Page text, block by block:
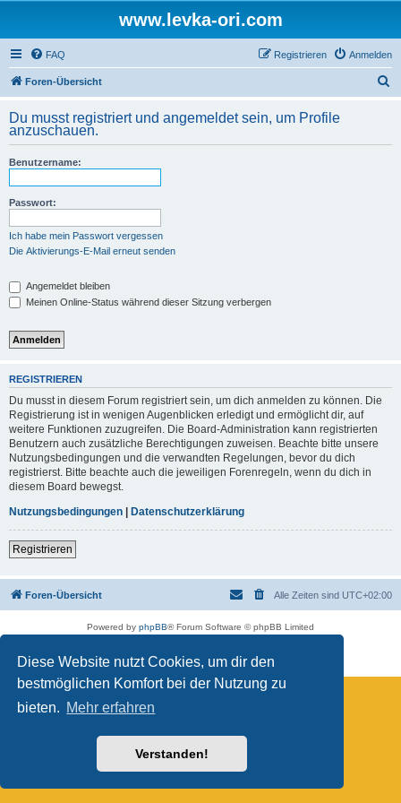
Diese Website nutzt Cookies, um dir den
bestmöglichen Komfort bei der Nutzung zu
bieten. Mehr erfahren
Verstanden!
www.levka-ori.com
FAQ Anmelden
Registrieren
Foren-Übersicht
h
Du musst registriert und angemeldet sein, um Profile
anzuschauen.
Benutzername:
Passwort:
Ich habe mein Passwort vergessen
Die Aktivierungs-E-Mail erneut senden
Angemeldet bleiben
Meinen Online-Status während dieser Sitzung verbergen
REGISTRIEREN
Du musst in diesem Forum registriert sein, um dich anmelden zu können. Die
Registrierung ist in wenigen Augenblicken erledigt und ermöglicht dir, auf
weitere Funktionen zuzugreifen. Die Board-Administration kann registrierten
Benutzern auch zusätzliche Berechtigungen zuweisen. Beachte bitte unsere
Nutzungsbedingungen und die verwandten Regelungen, bevor du dich
registrierst. Bitte beachte auch die jeweiligen Forenregeln, wenn du dich in
diesem Board bewegst.
Nutzungsbedingungen | Datenschutzerklärung
Registrieren
Foren-Übersicht Alle Zeiten sind UTC+02:00
Powered by phpBB® Forum Software © phpBB Limited
Datenschutz|Nutzungsbedingungen